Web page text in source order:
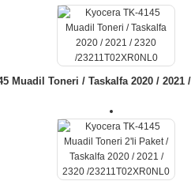
Muadil Toneri / Taskalfa 2020 / 2021